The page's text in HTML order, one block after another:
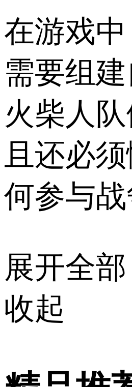
在游戏
需要组
火柴人
且还必
何参与战
展开全部
收起